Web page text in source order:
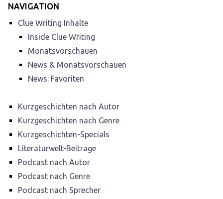
NAVIGATION
Clue Writing Inhalte
Inside Clue Writing
Monatsvorschauen
News & Monatsvorschauen
News: Favoriten
Kurzgeschichten nach Autor
Kurzgeschichten nach Genre
Kurzgeschichten-Specials
Literaturwelt-Beiträge
Podcast nach Autor
Podcast nach Genre
Podcast nach Sprecher